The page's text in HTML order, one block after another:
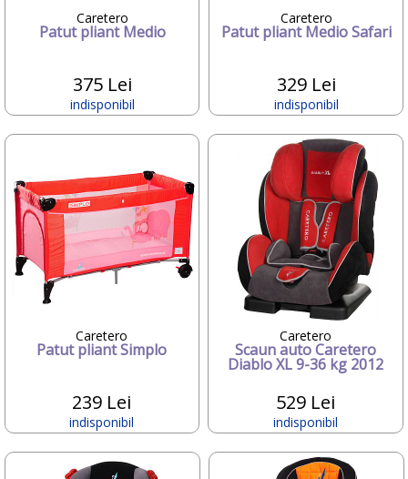
Just You Kids
KAWASAKI
KidKraft
Kidorable
Kinderkraft
Kiwy
klein
Klups
KNORRTOYS
Kreis Design
L.ROSSI
LABORATOIRES FUMOUZE
LABORATOIRES GAMARDE
LAMONZA
LANSINOH
LEGO
Libero
Lindam
Caretero
Patut pliant Medio
375 Lei
indisponibil
Caretero
Patut pliant Medio Safari
329 Lei
indisponibil
Caretero
Patut pliant Simplo
239 Lei
indisponibil
Caretero
Scaun auto Caretero
Diablo XL 9-36 kg 2012
529 Lei
indisponibil